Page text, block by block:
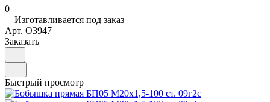
0
Изготавливается под заказ
Арт. O3947
Заказать
Быстрый просмотр